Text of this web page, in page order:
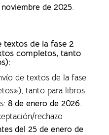
de 2025.
textos de la fase 2
completos, tanto
:
de textos de la fase
tanto para libros
: 8 de enero de 2026.
rechazo
del 25 de enero de